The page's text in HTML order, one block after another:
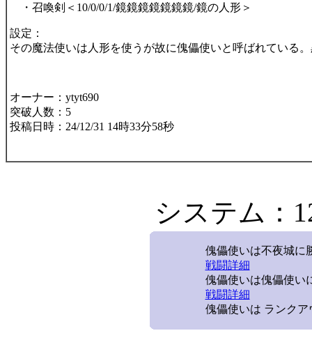
・召喚剣＜10/0/0/1/鏡鏡鏡鏡鏡鏡鏡/鏡の人形＞
設定：
その魔法使いは人形を使うが故に傀儡使いと呼ばれている
オーナー：ytyt690
突破人数：5
投稿日時：24/12/31 14時33分58秒
システム：
傀儡使いは不夜城に
戦闘詳細
傀儡使いは傀儡使い
戦闘詳細
傀儡使いは ランク